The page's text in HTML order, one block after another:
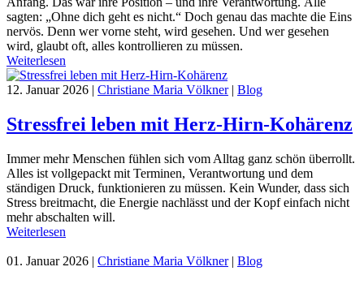
sagten: „Ohne dich geht es nicht.“ Doch genau das machte die Eins
nervös. Denn wer vorne steht, wird gesehen. Und wer gesehen
wird, glaubt oft, alles kontrollieren zu müssen.
Weiterlesen
12. Januar 2026 | Christiane Maria Völkner| Blog
Stressfrei leben mit Herz-Hirn-Kohärenz
Immer mehr Menschen fühlen sich vom Alltag ganz schön überrollt.
Alles ist vollgepackt mit Terminen, Verantwortung und dem
ständigen Druck, funktionieren zu müssen. Kein Wunder, dass sich
Stress breitmacht, die Energie nachlässt und der Kopf einfach nicht
mehr abschalten will.
Weiterlesen
01. Januar 2026 | Christiane Maria Völkner| Blog